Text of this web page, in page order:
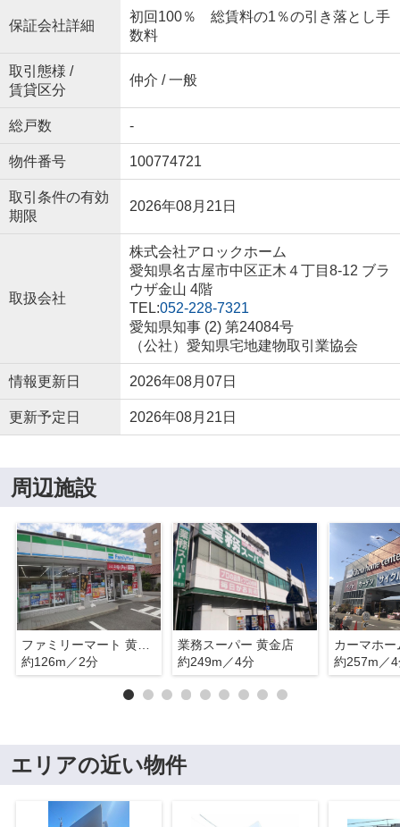
保証会社詳細
初回100％ 総賃料の1％の引き落とし手
数料
取引態様 /
賃貸区分
仲介 / 一般
総戸数 -
物件番号 100774721
取引条件の有効
期限
2026年08月21日
取扱会社
株式会社アロックホーム
愛知県名古屋市中区正木４丁目8-12 ブラ
ウザ金山 4階
TEL:052-228-7321
愛知県知事 (2) 第24084号
（公社）愛知県宅地建物取引業協会
情報更新日 2026年08月07日
更新予定日 2026年08月21日
周辺施設
ファミリーマート 黄金通四丁目店
約126m／2分
業務スーパー 黄金店
約249m／4分
約257m／
エリアの近い物件